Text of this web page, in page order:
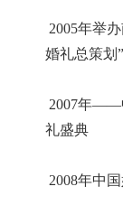
2005年举
婚礼总策划”
2007年——
礼盛典
2008年中